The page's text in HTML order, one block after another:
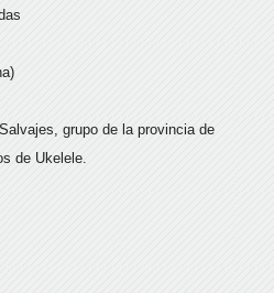
grupo de la provincia de
de Ukelele.